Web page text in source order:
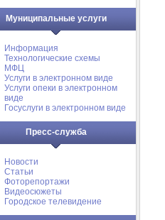
Муниципальные услуги
Информация
Технологические схемы
МФЦ
Услуги в электронном виде
Услуги опеки в электронном
виде
Госуслуги в электронном виде
Пресс-служба
Новости
Статьи
Фоторепортажи
Видеосюжеты
Городское телевидение